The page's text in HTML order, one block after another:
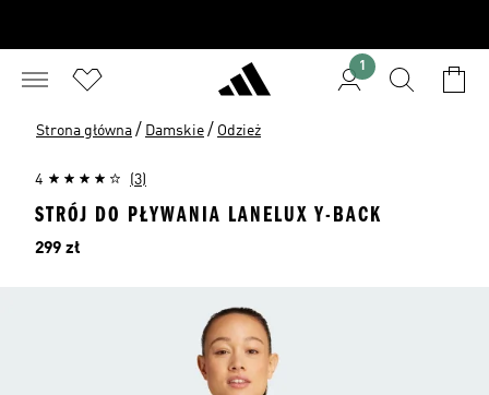
1
Strona główna / Damskie / Odzież
4 (3)
STRÓJ DO PŁYWANIA LANELUX Y-BACK
Cena
299 zł